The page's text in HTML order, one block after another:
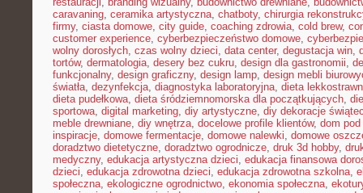
caravaning, ceramika artystyczna, chatboty, chirurgia
firmy, ciasta domowe, city guide, coaching zdrowia, cold brew,
customer experience, cyberbezpieczeństwo domowe,
wolny dorosłych, czas wolny dzieci, data center, degustacja win,
tortów, dermatologia, desery bez cukru, design dla gastronomii,
funkcjonalny, design graficzny, design lamp, design mebli
światła, dezynfekcja, diagnostyka laboratoryjna, dieta
dieta pudełkowa, dieta śródziemnomorska dla początkujących,
sportowa, digital marketing, diy artystyczne, diy dekoracje
meble drewniane, diy wnętrza, docelowe profile klientów, dom
inspiracje, domowe fermentacje, domowe nalewki, domowe
doradztwo dietetyczne, doradztwo ogrodnicze, druk 3d hobby,
medyczny, edukacja artystyczna dzieci, edukacja finansowa
dzieci, edukacja zdrowotna dzieci, edukacja zdrowotna szkolna,
społeczna, ekologiczne ogrodnictwo, ekonomia społeczna,